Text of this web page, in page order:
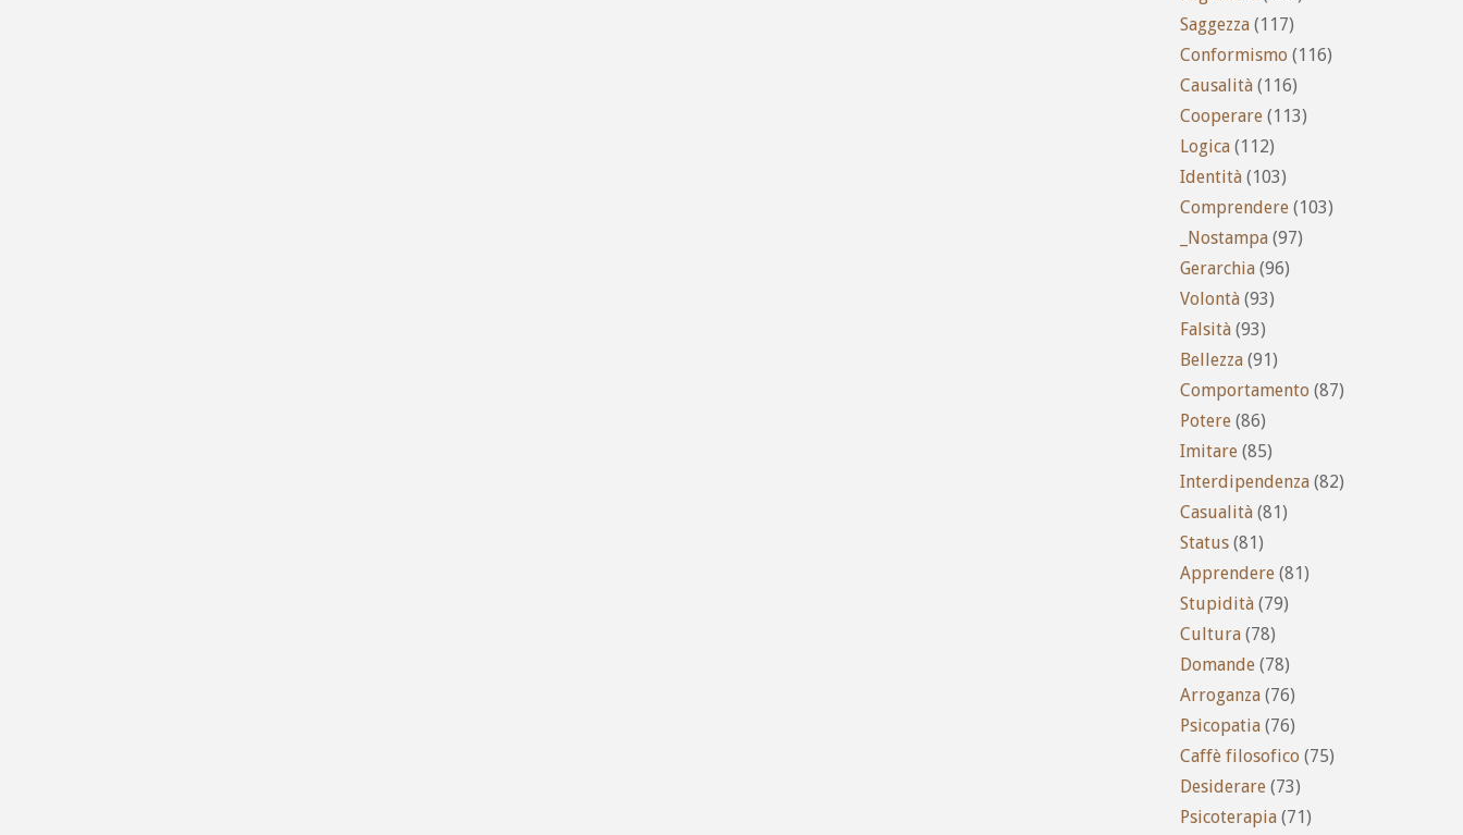
Saggezza (117)
Conformismo (116)
Causalità (116)
Cooperare (113)
Logica (112)
Identità (103)
Comprendere (103)
_Nostampa (97)
Gerarchia (96)
Volontà (93)
Falsità (93)
Bellezza (91)
Comportamento (87)
Potere (86)
Imitare (85)
Interdipendenza (82)
Casualità (81)
Status (81)
Apprendere (81)
Stupidità (79)
Cultura (78)
Domande (78)
Arroganza (76)
Psicopatia (76)
Caffè filosofico (75)
Desiderare (73)
Psicoterapia (71)